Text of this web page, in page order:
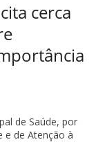
cerca
de Saúde, por
e de Atenção à